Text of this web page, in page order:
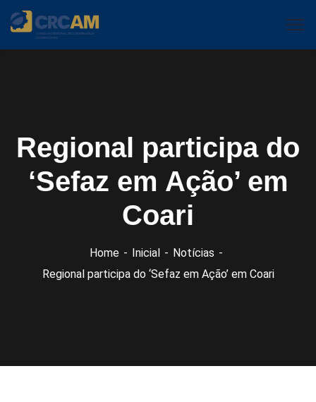
Regional participa do
‘Sefaz em Ação’ em
Coari
Home Inicial
Notícias
Regional participa do ‘Sefaz em Ação’ em Coari